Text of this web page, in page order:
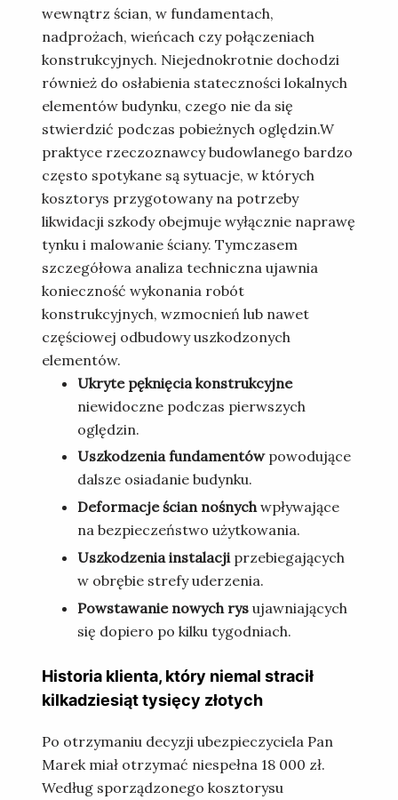
wewnątrz ścian, w fundamentach,
nadprożach, wieńcach czy połączeniach
konstrukcyjnych. Niejednokrotnie dochodzi
również do osłabienia stateczności lokalnych
elementów budynku, czego nie da się
stwierdzić podczas pobieżnych oględzin.W
praktyce rzeczoznawcy budowlanego bardzo
często spotykane są sytuacje, w których
kosztorys przygotowany na potrzeby
likwidacji szkody obejmuje wyłącznie naprawę
tynku i malowanie ściany. Tymczasem
szczegółowa analiza techniczna ujawnia
konieczność wykonania robót
konstrukcyjnych, wzmocnień lub nawet
częściowej odbudowy uszkodzonych
elementów.
Ukryte pęknięcia konstrukcyjne
niewidoczne podczas pierwszych
oględzin.
Uszkodzenia fundamentówpowodujące
dalsze osiadanie budynku.
Deformacje ścian nośnychwpływające
na bezpieczeństwo użytkowania.
Uszkodzenia instalacjiprzebiegających
w obrębie strefy uderzenia.
Powstawanie nowych rysujawniających
się dopiero po kilku tygodniach.
Historia klienta, który niemal stracił
kilkadziesiąt tysięcy złotych
Po otrzymaniu decyzji ubezpieczyciela Pan
Marek miał otrzymać niespełna 18 000 zł.
Według sporządzonego kosztorysu